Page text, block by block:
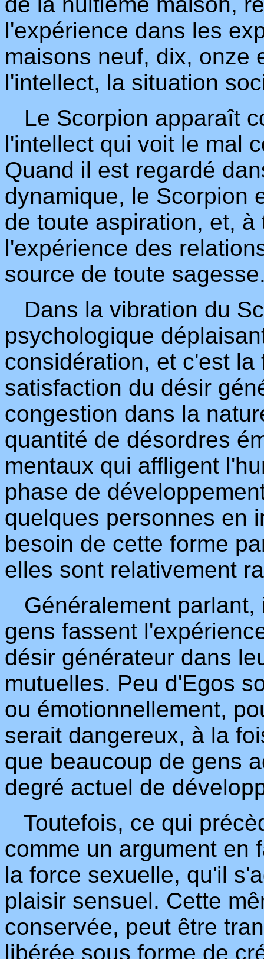
l'expérience dans les
maisons neuf, dix, onze
l'intellect, la situation
Le Scorpion apparaît
l'intellect qui voit le mal
Quand il est regardé
dynamique, le Scorpion
de toute aspiration, et,
l'expérience des
source de toute
Dans la vibration du
psychologique
considération, et c'est
satisfaction du désir
congestion dans la
quantité de désordres
mentaux qui affligent
phase de
quelques personnes en
besoin de cette forme
elles sont relativement
Généralement parlant,
gens fassent
désir générateur dans
mutuelles. Peu d'Egos
ou émotionnellement,
serait dangereux, à la
que beaucoup de gens
degré actuel de
Toutefois, ce qui
comme un argument en
la force sexuelle, qu'il
plaisir sensuel. Cette
conservée, peut être
libérée sous forme de